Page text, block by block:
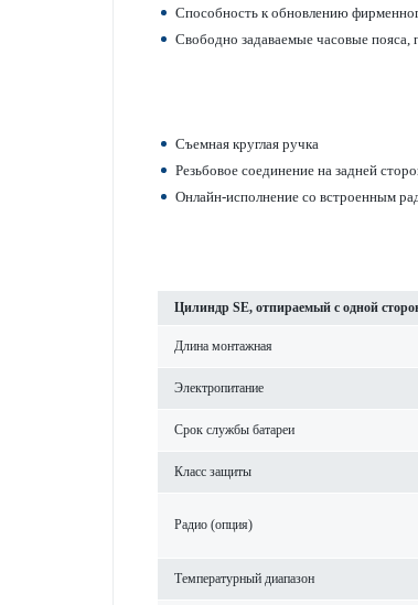
Спосо­бность к обнов­лению
Свободно задаваемые часовые пояса,
Съемная круглая ручка
Резьбовое соединение на задней
Онлайн-исполнение со встроенным
Цилиндр SE, отпираемый с одной
Длина монтажная
Электропитание
Срок службы бат­ареи
Класс защиты
Радио (опция)
Темпер­ат­урный диапазон